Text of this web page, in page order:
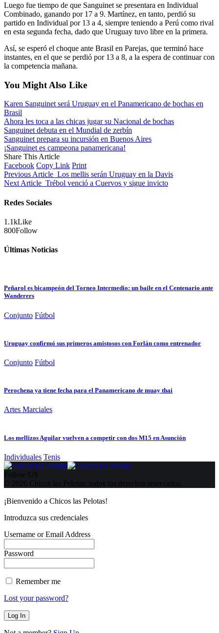
Luego fue tiempo de que Sanguinet se presentara en Individual
Combinado, ganando por 17 a 9. Martínez, en tanto, perdió su
partido en Individual por 13 a 4, siempre teniendo a Perú como rival
en esta segunda fecha, dado que Uruguay tuvo libre en la primera.
Así, se esperó el choque ante Brasil en Parejas, que terminó hace
instantes, en el que se perdió por 13 a 8, a la espera de continuar con
la competencia mañana.
You Might Also Like
Karen Sanguinet será Uruguay en el Panamericano de bochas en
Brasil
Ahora les toca a las chicas jugar su Nacional de bochas
Sanguinet debuta en el Mundial de zerbín
Sanguinet prepara su incursión en Buenos Aires
¡Sanguinet es campeona panamericana!
Share This Article
Facebook Copy Link Print
Previous Article Los mellis serán Uruguay en la Davis
Next Article Trébol venció a Cuervos y sigue invicto
Redes Sociales
1.1kLike
800Follow
Últimas Noticias
Peñarol es bicampeón del Torneo Intermedio: un baile en el Centenario ante
Wanderers
Conjunto Fútbol
Uruguay confirmó sus primeros amistosos con Forlán como entrenador
Conjunto Fútbol
Perochena ya tiene fecha para el Panamericano de muay thai
Artes Marciales
Los mellizos Aguilar vuelven a competir con dos M15 en Asunción
Individuales Tenis
Follow US
© 2026 Chicos las Pelotas, todos los derechos reservados.
¡Bienvenido a Chicos las Pelotas!
Introduzca sus credenciales
Username or Email Address
Password
Remember me
Lost your password?